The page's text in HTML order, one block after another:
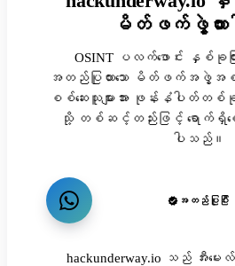
မိတ်ဖက်ဖွဲ့ထာ
OSINT ပလက်ဖောင်း နှစ်ခုကြ
အတည်ပြုထားသော မိတ်ဖက်အဖွဲ့အစ
စစ်ဆေးသူများအား ဖုန်းနံပါတ်တ
သို့ တစ်ဆင့်တည်းဖြင့် ရောက်ရှိစ
ပါသည်။
အတည်ပြုပြီး
hackunderway.io သည် အီးမ